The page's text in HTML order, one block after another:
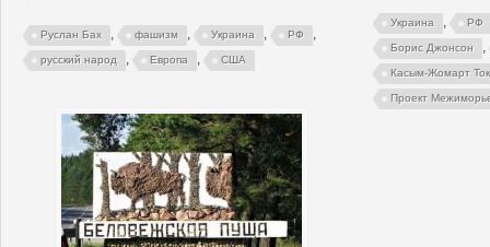
Украина , РФ
Борис Джонсон ,
Касым-Жомарт
Проект
Руслан Бах , фашизм , Украина , РФ ,
русский народ , Европа , США